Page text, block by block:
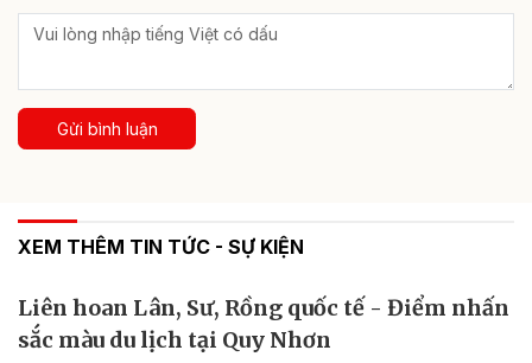
Gửi bình luận
XEM THÊM TIN TỨC - SỰ KIỆN
Liên hoan Lân, Sư, Rồng quốc tế - Điểm nhấn
sắc màu du lịch tại Quy Nhơn